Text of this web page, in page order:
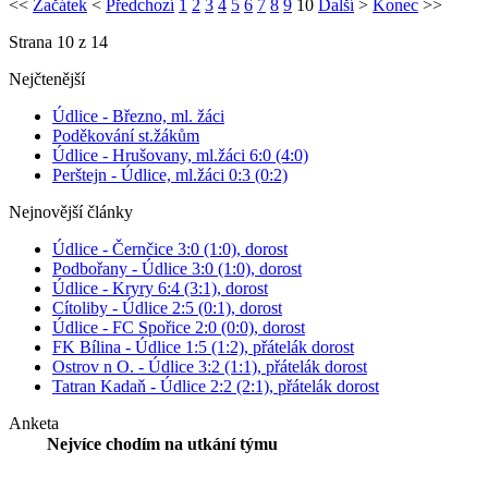
<< Začátek < Předchozí 1 2 3 4 5 6 7 8 9 10 Další> Konec >>
Strana 10 z 14
Nejčtenější
Údlice - Březno, ml. žáci
Poděkování st.žákům
Údlice - Hrušovany, ml.žáci 6:0 (4:0)
Perštejn - Údlice, ml.žáci 0:3 (0:2)
Nejnovější články
Údlice - Černčice 3:0 (1:0), dorost
Podbořany - Údlice 3:0 (1:0), dorost
Údlice - Kryry 6:4 (3:1), dorost
Cítoliby - Údlice 2:5 (0:1), dorost
Údlice - FC Spořice 2:0 (0:0), dorost
FK Bílina - Údlice 1:5 (1:2), přátelák dorost
Ostrov n O. - Údlice 3:2 (1:1), přátelák dorost
Tatran Kadaň - Údlice 2:2 (2:1), přátelák dorost
Anketa
Nejvíce chodím na utkání týmu